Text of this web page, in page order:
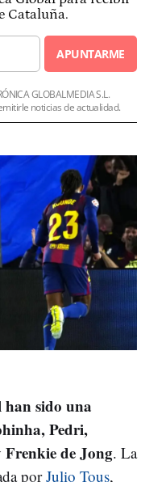
Cataluña.
APUNTARME
GLOBALMEDIA S.L.
noticias de actualidad.
han sido una
Pedri,
de Jong. La
porJulio Tous,